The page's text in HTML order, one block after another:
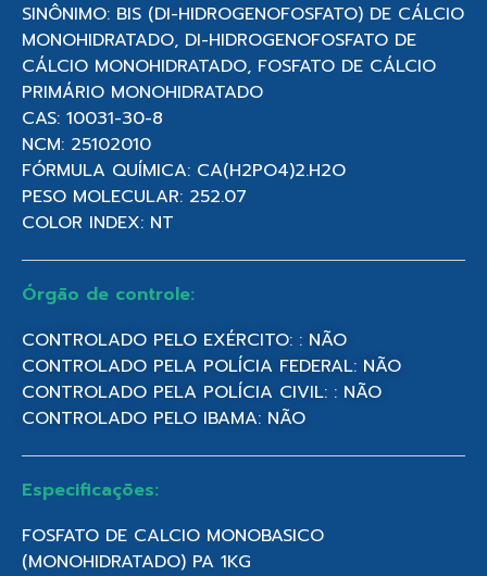
SINÔNIMO: BIS (DI-HIDROGENOFOSFATO) DE CÁLCIO
MONOHIDRATADO, DI-HIDROGENOFOSFATO DE
CÁLCIO MONOHIDRATADO, FOSFATO DE CÁLCIO
PRIMÁRIO MONOHIDRATADO
CAS: 10031-30-8
NCM: 25102010
FÓRMULA QUÍMICA: CA(H2PO4)2.H2O
PESO MOLECULAR: 252.07
COLOR INDEX: NT
Órgão de controle:
CONTROLADO PELO EXÉRCITO: : NÃO
CONTROLADO PELA POLÍCIA FEDERAL: NÃO
CONTROLADO PELA POLÍCIA CIVIL: : NÃO
CONTROLADO PELO IBAMA: NÃO
Especificações:
FOSFATO DE CALCIO MONOBASICO
(MONOHIDRATADO) PA 1KG